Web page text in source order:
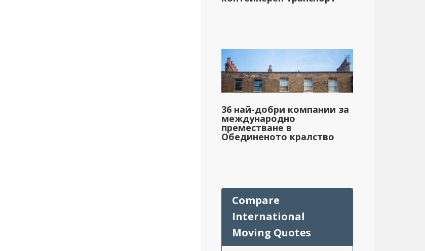
36 най-добри компании за
международно
преместване в
Обединеното кралство